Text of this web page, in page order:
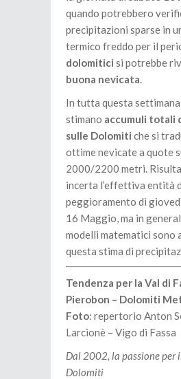
quando potrebbero
precipitazioni sparse in
termico freddo per il
dolomitici si potrebbe
buona nevicata.
In tutta questa
stimano accumuli totali
sulle Dolomiti che si
ottime nevicate a quote
2000/2200 metri.
incerta l’effettiva entità
peggioramento di
16 Maggio, ma in
modelli matematici sono
questa stima di
Tendenza per la Val di
Pierobon – Dolomiti
Foto: repertorio Anton
Larcionè – Vigo di Fassa
Dal 2002, la passione per
Dolomiti